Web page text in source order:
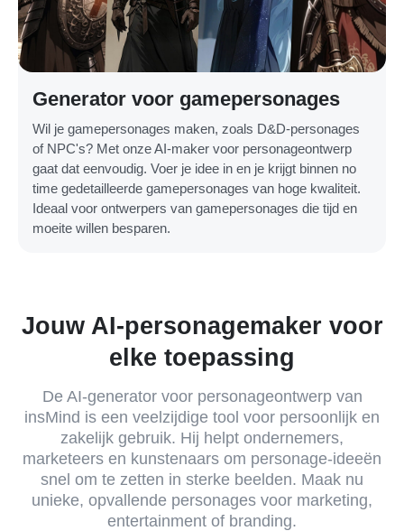
Generator voor gamepersonages
Wil je gamepersonages maken, zoals D&D-personages
of NPC's? Met onze AI-maker voor personageontwerp
gaat dat eenvoudig. Voer je idee in en je krijgt binnen no
time gedetailleerde gamepersonages van hoge kwaliteit.
Ideaal voor ontwerpers van gamepersonages die tijd en
moeite willen besparen.
Jouw AI-personagemaker voor
elke toepassing
De AI-generator voor personageontwerp van
insMind is een veelzijdige tool voor persoonlijk en
zakelijk gebruik. Hij helpt ondernemers,
marketeers en kunstenaars om personage-ideeën
snel om te zetten in sterke beelden. Maak nu
unieke, opvallende personages voor marketing,
entertainment of branding.